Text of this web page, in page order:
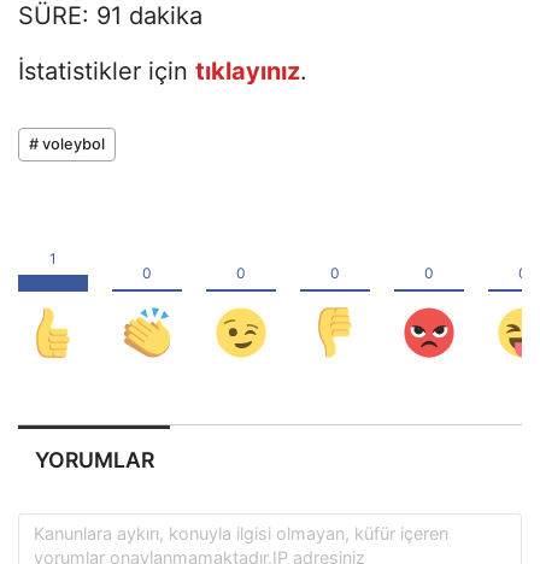
SÜRE: 91 dakika
İstatistikler için tıklayınız.
# voleybol
YORUMLAR